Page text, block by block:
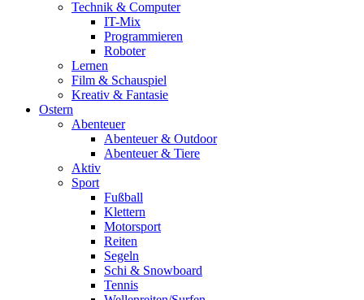
Technik & Computer
IT-Mix
Programmieren
Roboter
Lernen
Film & Schauspiel
Kreativ & Fantasie
Ostern
Abenteuer
Abenteuer & Outdoor
Abenteuer & Tiere
Aktiv
Sport
Fußball
Klettern
Motorsport
Reiten
Segeln
Schi & Snowboard
Tennis